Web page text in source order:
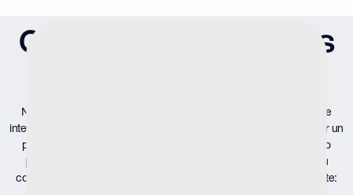
Cómo diagnosticamos
Nuestros especialistas en servicios urológicos adoptan un enfoque
integral para la atención de cada paciente. Cuando nos consulta por un
problema, hacemos más que tratar los síntomas: hacemos todo lo
posible por encontrar la causa y tratarla desde la raíz. Durante su
consulta y las citas posteriores, recopilaremos información mediante: